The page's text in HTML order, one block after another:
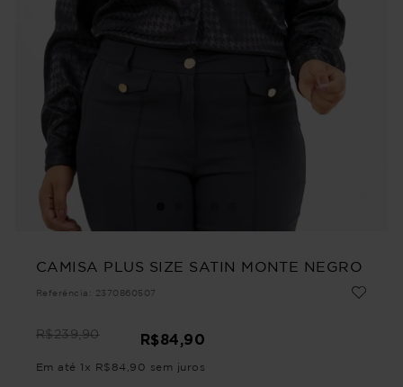
CAMISA PLUS SIZE SATIN MONTE NEGRO
Referência : 2370860507
R$239,90 R$84,90
Em até 1 x R$ 84 90 sem juros